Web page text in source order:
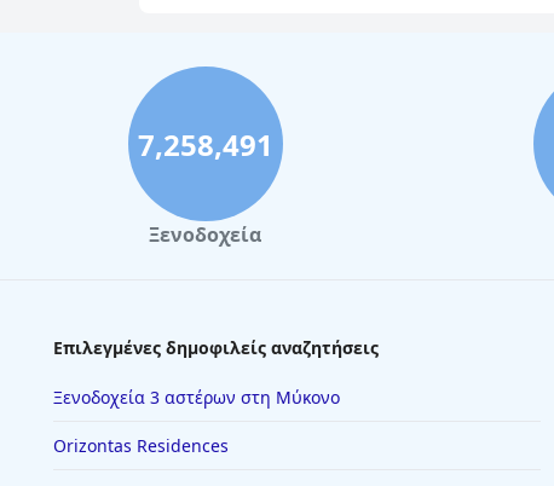
7,258,491
Ξενοδοχεία
Επιλεγμένες δημοφιλείς αναζητήσεις
Ξενοδοχεία 3 αστέρων στη Μύκονο
Orizontas Residences